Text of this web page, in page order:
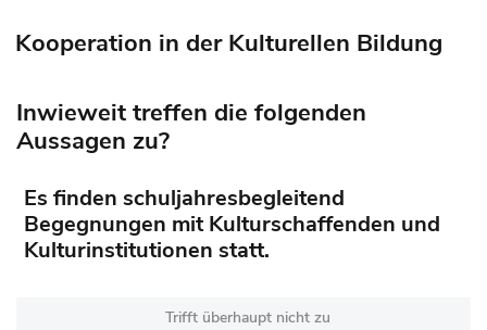
Kooperation in der Kulturellen Bildung
Inwieweit treffen die folgenden
Aussagen zu?
Es finden schuljahresbegleitend
Begegnungen mit Kulturschaffenden und
Kulturinstitutionen statt.
Trifft überhaupt nicht zu